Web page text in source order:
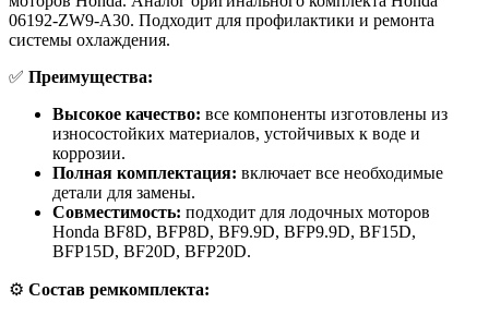
06192-ZW9-A30. Подходит для профилактики и ремонта
системы охлаждения.
✅ Преимущества:
Высокое качество: все компоненты изготовлены из
износостойких материалов, устойчивых к воде и
коррозии.
Полная комплектация: включает все необходимые
детали для замены.
Совместимость: подходит для лодочных моторов
Honda BF8D, BFP8D, BF9.9D, BFP9.9D, BF15D,
BFP15D, BF20D, BFP20D.
⚙ Состав ремкомплекта: